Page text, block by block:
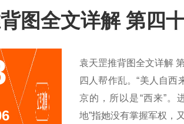
图全文详解 第四
袁天罡推背图全文详解
四人帮作乱。“美人自西
京的，所以是“西来”。
地”指她没有掌握军权，